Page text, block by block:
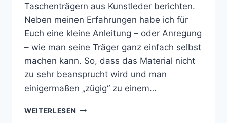
Taschenträgern aus Kunstleder berichten.
Neben meinen Erfahrungen habe ich für
Euch eine kleine Anleitung – oder Anregung
– wie man seine Träger ganz einfach selbst
machen kann. So, dass das Material nicht
zu sehr beansprucht wird und man
einigermaßen „zügig“ zu einem…
WEITERLESEN TASCHENTRÄGER